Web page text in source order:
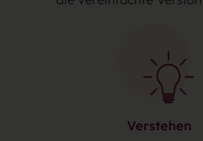
Verstehen